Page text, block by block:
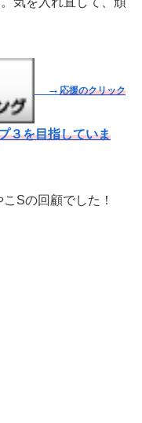
→ 応援のクリック
３を目指していま
Sの回顧でした！